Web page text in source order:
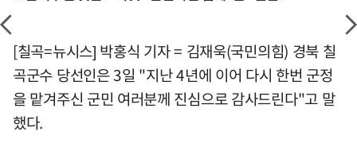
[칠곡=뉴시스] 박홍식 기자 = 김재욱(국민의힘) 경북 칠
곡군수 당선인은 3일 "지난 4년에 이어 다시 한번 군정
을 맡겨주신 군민 여러분께 진심으로 감사드린다"고 말
했다.